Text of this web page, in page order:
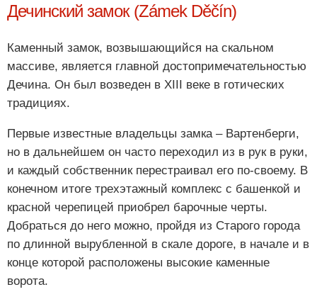
Дечинский замок (Zámek Děčín)
Каменный замок, возвышающийся на скальном
массиве, является главной достопримечательностью
Дечина. Он был возведен в XIII веке в готических
традициях.
Первые известные владельцы замка – Вартенберги,
но в дальнейшем он часто переходил из в рук в руки,
и каждый собственник перестраивал его по-своему. В
конечном итоге трехэтажный комплекс с башенкой и
красной черепицей приобрел барочные черты.
Добраться до него можно, пройдя из Старого города
по длинной вырубленной в скале дороге, в начале и в
конце которой расположены высокие каменные
ворота.